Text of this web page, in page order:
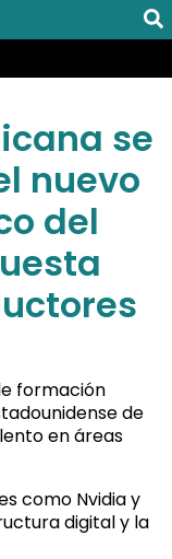
se
nuevo
del
formación
de
en áreas
como Nvidia y
digital y la